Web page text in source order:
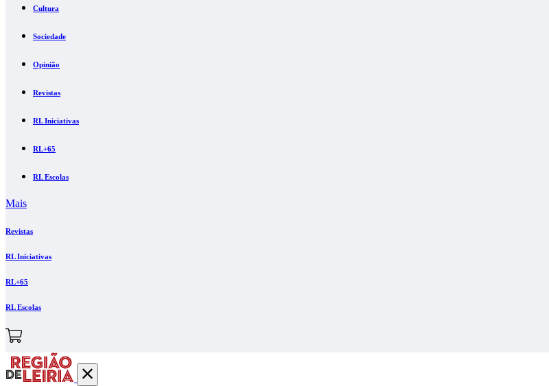
Cultura
Sociedade
Opinião
Revistas
RL Iniciativas
RL+65
RL Escolas
Mais
Revistas
RL Iniciativas
RL+65
RL Escolas